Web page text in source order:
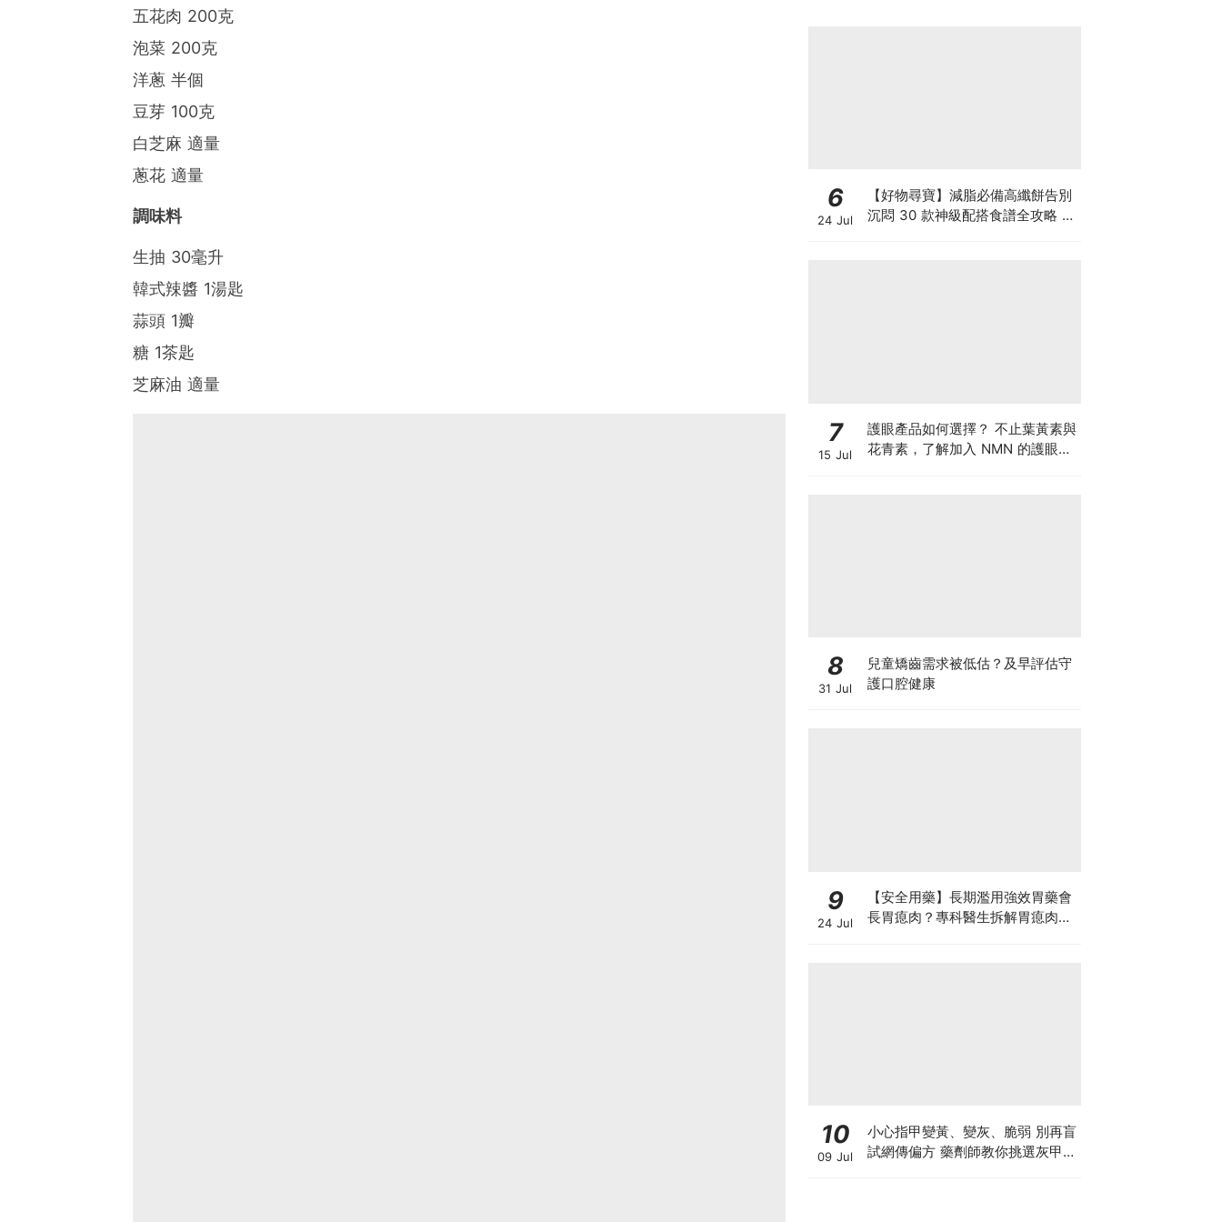
五花肉 200克
泡菜 200克
洋蔥 半個
豆芽 100克
白芝麻 適量
蔥花 適量
調味料
生抽 30毫升
韓式辣醬 1湯匙
蒜頭 1瓣
糖 1茶匙
芝麻油 適量
6
24 Jul
【好物尋寶】減脂必備高纖餅告別
沉悶 30 款神級配搭食譜全攻略 日
7
15 Jul
護眼產品如何選擇？ 不止葉黃素與
花青素，了解加入 NMN 的護眼方
8
31 Jul
兒童矯齒需求被低估？及早評估守
護口腔健康
9
24 Jul
【安全用藥】長期濫用強效胃藥會
長胃瘜肉？專科醫生拆解胃瘜肉癌
10
09 Jul
小心指甲變黃、變灰、脆弱 別再盲
試網傳偏方 藥劑師教你挑選灰甲產